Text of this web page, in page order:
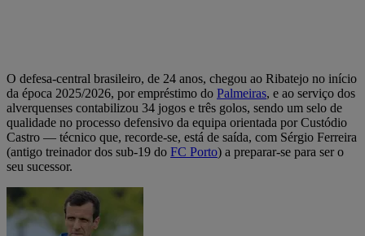
O defesa-central brasileiro, de 24 anos, chegou ao Ribatejo no início
da época 2025/2026, por empréstimo do Palmeiras, e ao serviço dos
alverquenses contabilizou 34 jogos e três golos, sendo um selo de
qualidade no processo defensivo da equipa orientada por Custódio
Castro — técnico que, recorde-se, está de saída, com Sérgio Ferreira
(antigo treinador dos sub-19 do FC Porto) a preparar-se para ser o
seu sucessor.